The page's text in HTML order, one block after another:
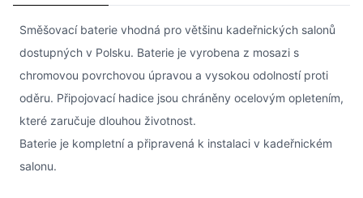
Směšovací baterie vhodná pro většinu kadeřnických salonů
dostupných v Polsku. Baterie je vyrobena z mosazi s
chromovou povrchovou úpravou a vysokou odolností proti
oděru. Připojovací hadice jsou chráněny ocelovým opletením,
které zaručuje dlouhou životnost.
Baterie je kompletní a připravená k instalaci v kadeřnickém
salonu.